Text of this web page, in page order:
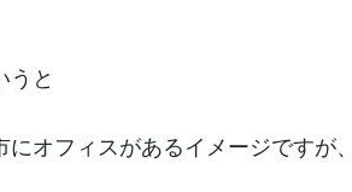
うと
にオフィスがあるイメージですが